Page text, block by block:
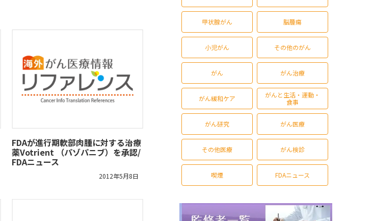
FDAが進行期軟部肉腫に対する治療
薬Votrient （パゾパニブ）を承認/
FDAニュース
2012年5月8日
甲状腺がん 脳腫瘍
小児がん その他のがん
がん がん治療
がん緩和ケア
がんと生活・運動・
食事
がん研究 がん医療
その他医療 がん検診
喫煙 FDAニュース